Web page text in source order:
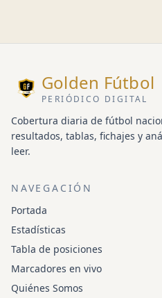
Golden Fútbol
PERIÓDICO DIGITAL
Cobertura diaria de fútbol
resultados, tablas, fichajes y
leer.
NAVEGACIÓN
Portada
Estadísticas
Tabla de posiciones
Marcadores en vivo
Quiénes Somos